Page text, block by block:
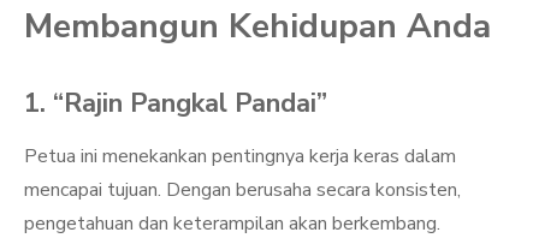
Membangun Kehidupan Anda
1. “Rajin Pangkal Pandai”
Petua ini menekankan pentingnya kerja keras dalam
mencapai tujuan. Dengan berusaha secara konsisten,
pengetahuan dan keterampilan akan berkembang.